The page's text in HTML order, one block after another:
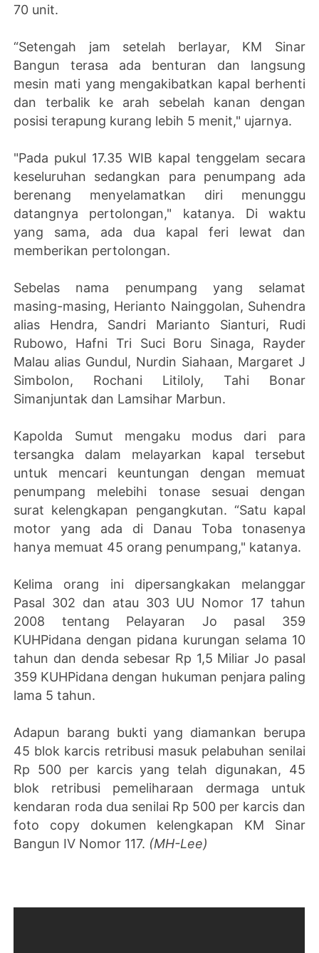
70 unit.
“Setengah jam setelah berlayar, KM Sinar
Bangun terasa ada benturan dan langsung
mesin mati yang mengakibatkan kapal berhenti
dan terbalik ke arah sebelah kanan dengan
posisi terapung kurang lebih 5 menit," ujarnya.
"Pada pukul 17.35 WIB kapal tenggelam secara
keseluruhan sedangkan para penumpang ada
berenang menyelamatkan diri menunggu
datangnya pertolongan," katanya. Di waktu
yang sama, ada dua kapal feri lewat dan
memberikan pertolongan.
Sebelas nama penumpang yang selamat
masing-masing, Herianto Nainggolan, Suhendra
alias Hendra, Sandri Marianto Sianturi, Rudi
Rubowo, Hafni Tri Suci Boru Sinaga, Rayder
Malau alias Gundul, Nurdin Siahaan, Margaret J
Simbolon, Rochani Litiloly, Tahi Bonar
Simanjuntak dan Lamsihar Marbun.
Kapolda Sumut mengaku modus dari para
tersangka dalam melayarkan kapal tersebut
untuk mencari keuntungan dengan memuat
penumpang melebihi tonase sesuai dengan
surat kelengkapan pengangkutan. “Satu kapal
motor yang ada di Danau Toba tonasenya
hanya memuat 45 orang penumpang," katanya.
Kelima orang ini dipersangkakan melanggar
Pasal 302 dan atau 303 UU Nomor 17 tahun
2008 tentang Pelayaran Jo pasal 359
KUHPidana dengan pidana kurungan selama 10
tahun dan denda sebesar Rp 1,5 Miliar Jo pasal
359 KUHPidana dengan hukuman penjara paling
lama 5 tahun.
Adapun barang bukti yang diamankan berupa
45 blok karcis retribusi masuk pelabuhan senilai
Rp 500 per karcis yang telah digunakan, 45
blok retribusi pemeliharaan dermaga untuk
kendaran roda dua senilai Rp 500 per karcis dan
foto copy dokumen kelengkapan KM Sinar
Bangun IV Nomor 117. (MH-Lee)